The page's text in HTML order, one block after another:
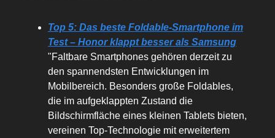
Top 5: Das beste Foldable-Smartphone im
Test – Honor klappt besser als Samsung
"Faltbare Smartphones gehören derzeit zu
den spannendsten Entwicklungen im
Mobilbereich. Besonders große Foldables,
die im aufgeklappten Zustand die
Bildschirmfläche eines kleinen Tablets bieten,
vereinen Top-Technologie mit erweitertem